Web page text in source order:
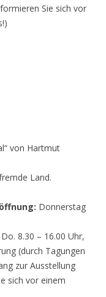
Sie sich vor
von Hartmut
Land.
Donnerstag
8.30 – 16.00 Uhr,
(durch Tagungen
zur Ausstellung
sich vor einem